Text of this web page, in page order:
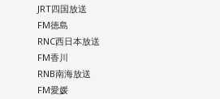
JRT四国放送
FM徳島
RNC西日本放送
FM香川
RNB南海放送
FM愛媛